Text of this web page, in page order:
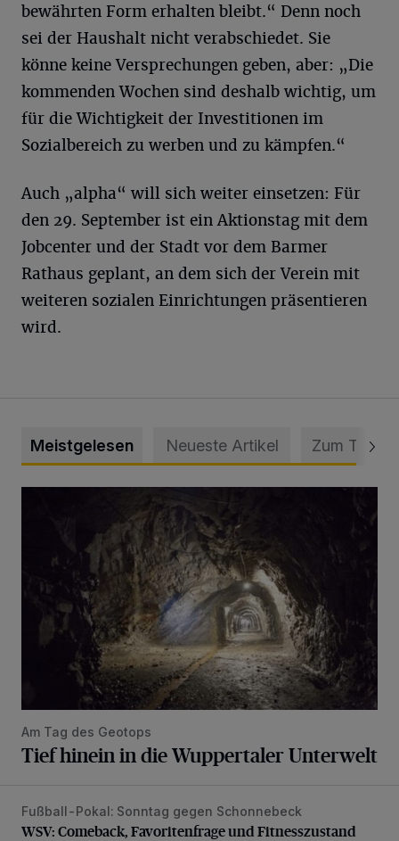
bewährten Form erhalten bleibt.“ Denn noch
sei der Haushalt nicht verabschiedet. Sie
könne keine Versprechungen geben, aber: „Die
kommenden Wochen sind deshalb wichtig, um
für die Wichtigkeit der Investitionen im
Sozialbereich zu werben und zu kämpfen.“
Auch „alpha“ will sich weiter einsetzen: Für
den 29. September ist ein Aktionstag mit dem
Jobcenter und der Stadt vor dem Barmer
Rathaus geplant, an dem sich der Verein mit
weiteren sozialen Einrichtungen präsentieren
wird.
Meistgelesen Neueste Artikel Zum Thema
Am Tag des Geotops
Tief hinein in die Wuppertaler Unterwelt
WSV: Comeback, Favoritenfrage und Fitnesszustand
Fußball-Pokal: Sonntag gegen Schonnebeck
WSV: Comeback, Favoritenfrage und Fitnesszustand